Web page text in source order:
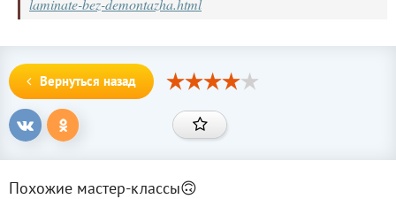
Вернуться назад
Похожие мастер-классы🙃